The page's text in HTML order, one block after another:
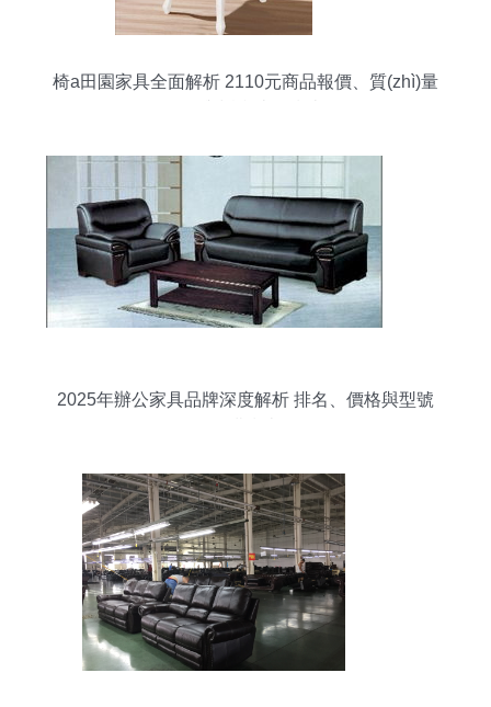
椅a田園家具全面解析 2110元商品報價、質(zhì)量
2025年辦公家具品牌深度解析 排名、價格與型號